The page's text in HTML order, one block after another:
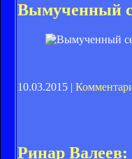
Вымученный
10.03.2015 |
Ринар